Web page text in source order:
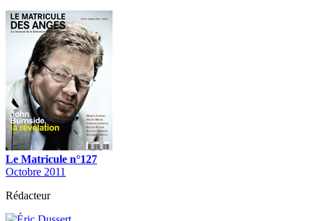
Le Matricule n°127
Octobre 2011
Rédacteur